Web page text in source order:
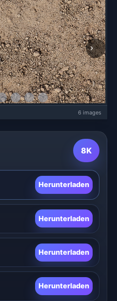
6 images
8K
Herunterladen
Herunterladen
Herunterladen
Herunterladen